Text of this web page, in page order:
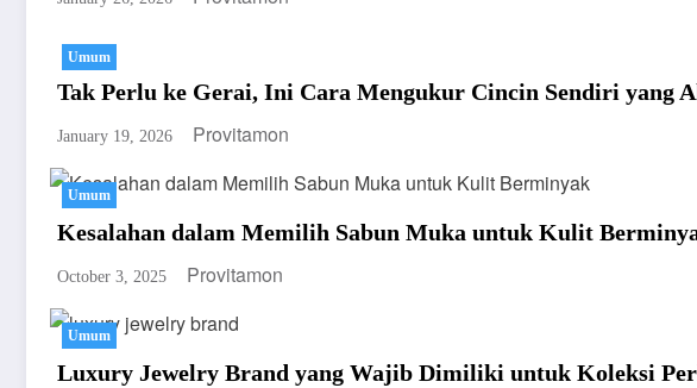
Umum
Tak Perlu ke Gerai, Ini Cara Mengukur Cincin Sendiri yang
January 19, 2026 Provitamon
Umum
Kesalahan dalam Memilih Sabun Muka untuk Kulit
October 3, 2025 Provitamon
Umum
Luxury Jewelry Brand yang Wajib Dimiliki untuk Koleksi